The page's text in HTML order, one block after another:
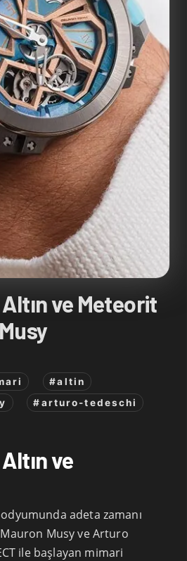
ve Meteorit
#altin
#arturo-tedeschi
ve
adeta zamanı
Musy ve Arturo
ile başlayan mimari